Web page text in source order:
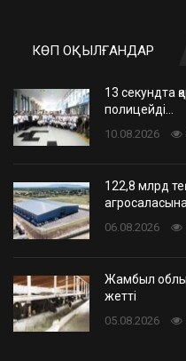
КӨП ОҚЫЛҒАНДАР
13 секундта
полицейді…
10.08.2026
122,8 млрд
06.08.2026
Жамбыл
жетті
05.08.2026